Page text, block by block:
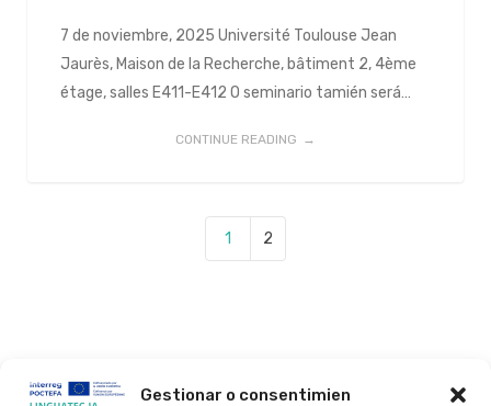
Gestionar o consentimien
7 de noviembre, 2025 Université Toulouse Jean
Jaurès, Maison de la Recherche, bâtiment 2, 4ème
étage, salles E411-E412 O seminario tamién será…
CONTINUE READING
1 2